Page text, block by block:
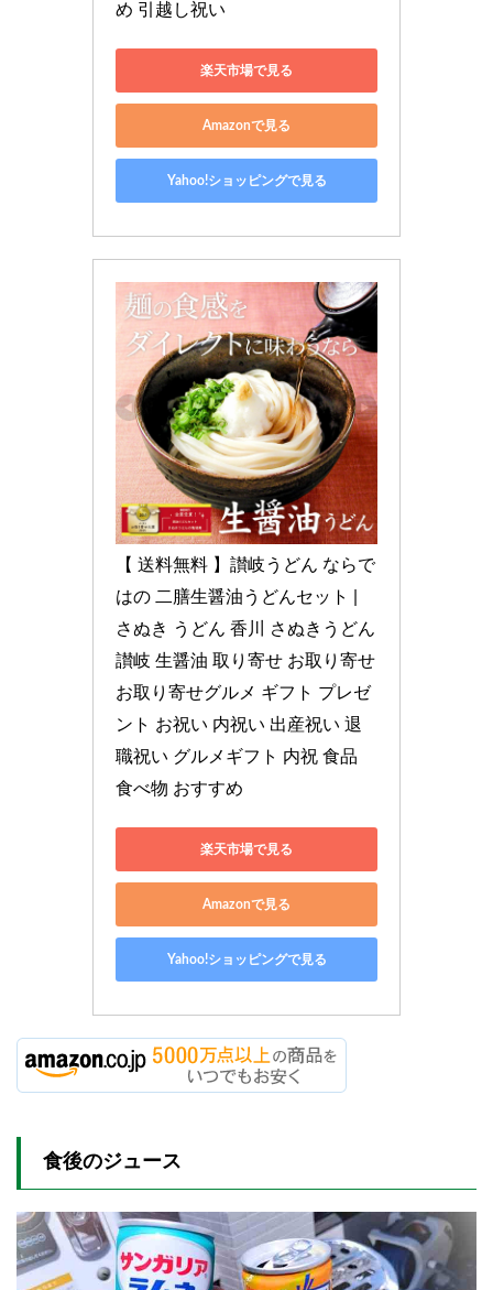
め 引越し祝い
楽天市場で見る
Amazonで見る
Yahoo!ショッピングで見る
【 送料無料 】讃岐うどん ならで
はの 二膳生醤油うどんセット |
さぬき うどん 香川 さぬきうどん
讃岐 生醤油 取り寄せ お取り寄せ
お取り寄せグルメ ギフト プレゼ
ント お祝い 内祝い 出産祝い 退
職祝い グルメギフト 内祝 食品
食べ物 おすすめ
楽天市場で見る
Amazonで見る
Yahoo!ショッピングで見る
食後のジュース